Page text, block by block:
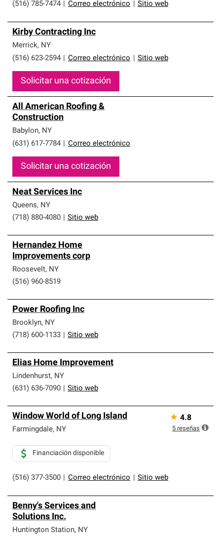
(516) 785-7474
Correo electrónico Sitio web
Kirby Contracting Inc
Merrick, NY
(516) 623-2594
Correo electrónico Sitio web
Solicitar una cotización
All American Roofing &
Construction
Babylon, NY
(631) 617-7784
Correo electrónico
Solicitar una cotización
Neat Services Inc
Queens, NY
(718) 880-4080
Sitio web
Hernandez Home
Improvements corp
Roosevelt, NY
(516) 960-8519
Power Roofing Inc
Brooklyn, NY
(718) 600-1133
Sitio web
Elias Home Improvement
Lindenhurst, NY
(631) 636-7090
Sitio web
Window World of Long Island
Farmingdale, NY
(516) 377-3500 Correo electrónico Sitio web
Financiación disponible
★ 4.8
5 reseñas
Benny's Services and
Solutions Inc.
Huntington Station, NY